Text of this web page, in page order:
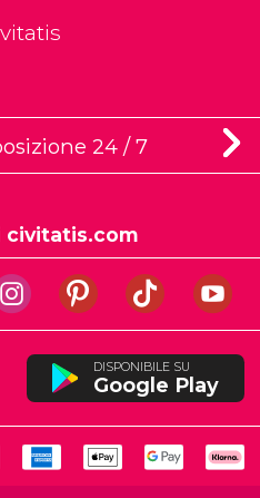
24 / 7
civitatis.com
DISPONIBILE SU
Google Play